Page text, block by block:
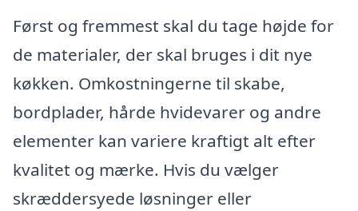
Først og fremmest skal du tage højde for
de materialer, der skal bruges i dit nye
køkken. Omkostningerne til skabe,
bordplader, hårde hvidevarer og andre
elementer kan variere kraftigt alt efter
kvalitet og mærke. Hvis du vælger
skræddersyede løsninger eller